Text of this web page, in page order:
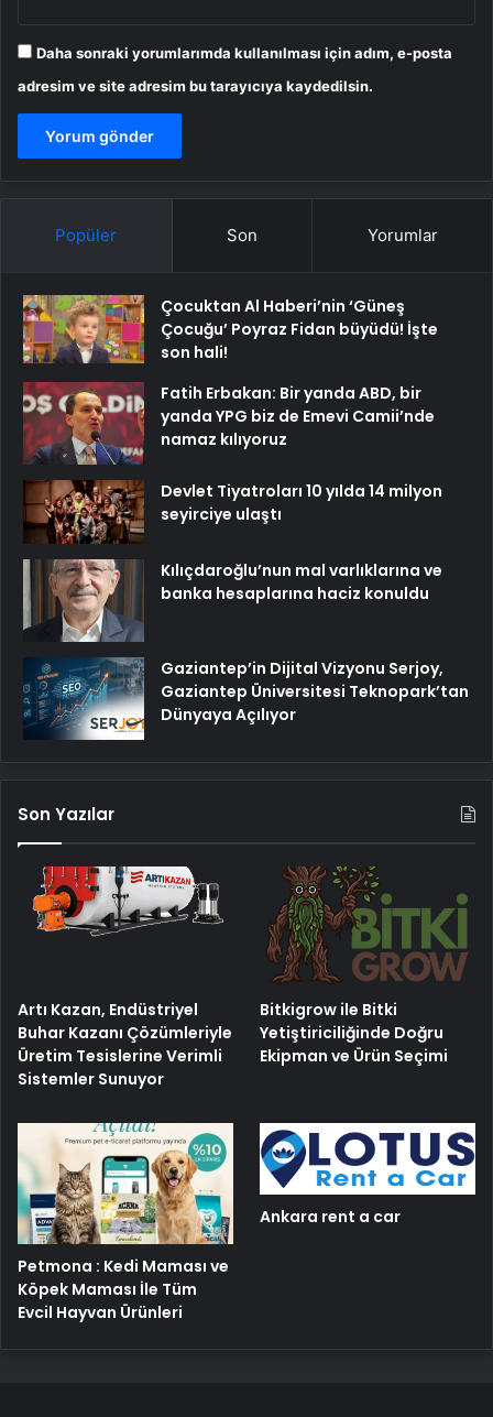
Daha sonraki yorumlarımda kullanılması için adım, e-posta
adresim ve site adresim bu tarayıcıya kaydedilsin.
Popüler Son Yorumlar
Çocuktan Al Haberi’nin ‘Güneş
Çocuğu’ Poyraz Fidan büyüdü! İşte
son hali!
Fatih Erbakan: Bir yanda ABD, bir
yanda YPG biz de Emevi Camii’nde
namaz kılıyoruz
Devlet Tiyatroları 10 yılda 14 milyon
seyirciye ulaştı
Kılıçdaroğlu’nun mal varlıklarına ve
banka hesaplarına haciz konuldu
Gaziantep’in Dijital Vizyonu Serjoy,
Gaziantep Üniversitesi Teknopark’tan
Dünyaya Açılıyor
Son Yazılar
Artı Kazan, Endüstriyel
Buhar Kazanı Çözümleriyle
Üretim Tesislerine Verimli
Sistemler Sunuyor
Bitkigrow ile Bitki
Yetiştiriciliğinde Doğru
Ekipman ve Ürün Seçimi
Petmona : Kedi Maması ve
Köpek Maması İle Tüm
Evcil Hayvan Ürünleri
Ankara rent a car